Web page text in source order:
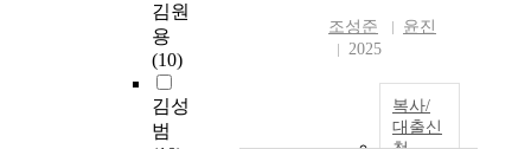
김원
용
(10)
김성
범
조성준
윤진
2025
복사/
대출신